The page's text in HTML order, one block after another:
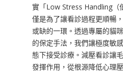
實「Low Stress Handling（
僅是為了讓看診過程更順暢
或缺的一環。透過專屬的貓
的保定手法，我們讓極度敏
態下接受診療。減壓看診讓
發揮作用，從根源降低心理